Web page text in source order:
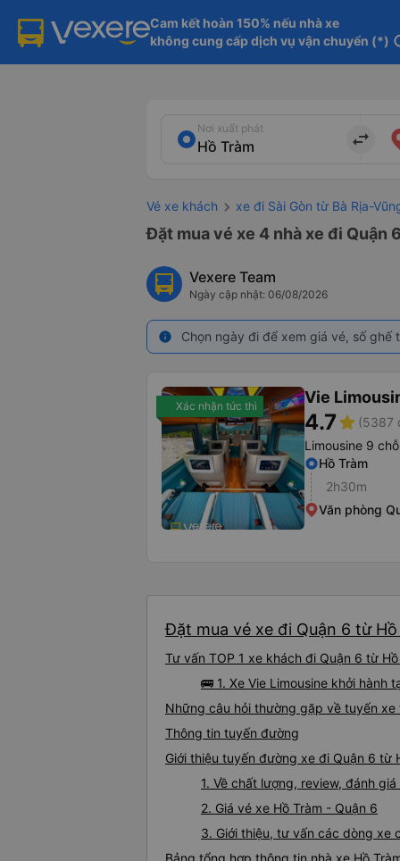
Cam kết hoàn 150% nếu nhà xe
không cung cấp dịch vụ vận chuyển (*)
Nơi xuất phát
import_export
Vé xe khách xe đi Sài Gòn từ Bà Rịa-
Đặt mua vé xe 4 nhà xe đi Quận
Vexere Team
Ngày cập nhật: 06/08/2026
info Chọn ngày đi để xem giá vé, số
Xác nhận tức thì Vie
4.7star (5387
Limousine 9 chỗ
Hồ Tràm
2h30m
Văn phòng
Đặt mua vé xe đi Quận 6 từ
Tư vấn TOP 1 xe khách đi Quận 6 từ
🚌 1. Xe Vie Limousine khởi hành
Những câu hỏi thường gặp về tuyến xe
Thông tin tuyến đường
Giới thiệu tuyến đường xe đi Quận 6 từ
1. Về chất lượng, review, đánh
2. Giá vé xe Hồ Tràm - Quận 6
3. Giới thiệu, tư vấn các dòng xe